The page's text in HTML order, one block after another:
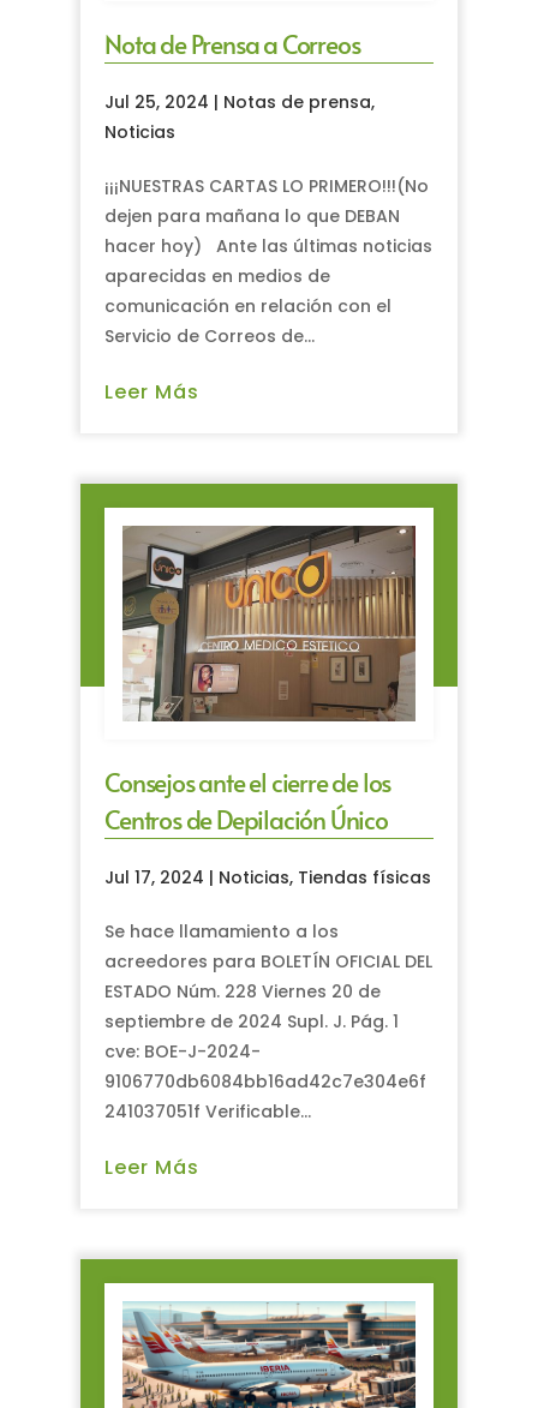
Nota de Prensa a Correos
Jul 25, 2024 | Notas de prensa,
Noticias
¡¡¡NUESTRAS CARTAS LO PRIMERO!!!(No
dejen para mañana lo que DEBAN
hacer hoy) Ante las últimas noticias
aparecidas en medios de
comunicación en relación con el
Servicio de Correos de...
Leer Más
Consejos ante el cierre de los
Centros de Depilación Único
Jul 17, 2024 | Noticias, Tiendas físicas
Se hace llamamiento a los
acreedores para BOLETÍN OFICIAL DEL
ESTADO Núm. 228 Viernes 20 de
septiembre de 2024 Supl. J. Pág. 1
cve: BOE-J-2024-
9106770db6084bb16ad42c7e304e6f
241037051f Verificable...
Leer Más